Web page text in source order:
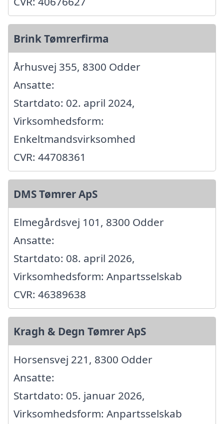
Brink Tømrerfirma
Århusvej 355, 8300 Odder
Ansatte:
Startdato: 02. april 2024,
Virksomhedsform:
Enkeltmandsvirksomhed
CVR: 44708361
DMS Tømrer ApS
Elmegårdsvej 101, 8300 Odder
Ansatte:
Startdato: 08. april 2026,
Virksomhedsform: Anpartsselskab
CVR: 46389638
Kragh & Degn Tømrer ApS
Horsensvej 221, 8300 Odder
Ansatte:
Startdato: 05. januar 2026,
Virksomhedsform: Anpartsselskab